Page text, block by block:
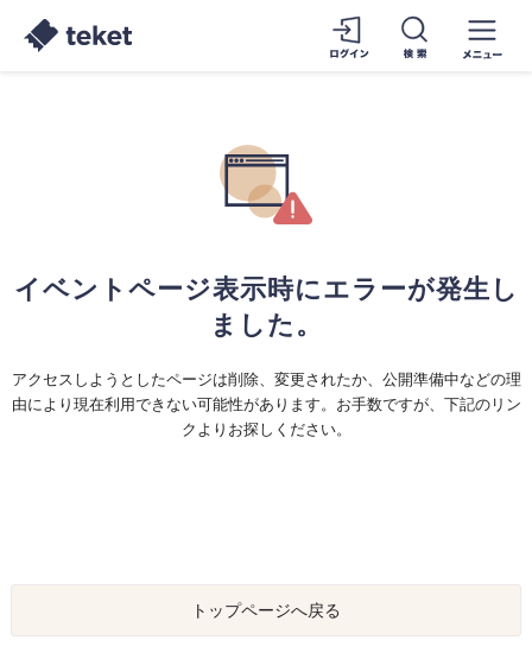
イベントページ表示時にエラーが発生し
ました。
アクセスしようとしたページは削除、変更されたか、公開準備中などの理
由により現在利用できない可能性があります。お手数ですが、下記のリン
クよりお探しください。
トップページへ戻る